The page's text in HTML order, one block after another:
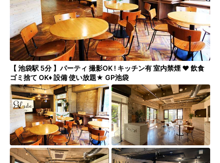
運営会社
プライバシーポリシー
利用規約
特定商取引法
FAQ・お問い合わせ
【 池袋駅 5分 】パーティ 撮影OK ! キッチン有 室内禁煙 ♥ 飲食
ゴミ捨て OK♦ 設備 使い放題★ GP池袋